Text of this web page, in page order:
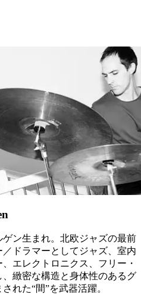
ゲン生まれ。北欧ジャズの最前
ドラマーとしてジャズ、室内
エレクトロニクス、フリー・
、緻密な構造と身体性のあるグ
れた“間”を武器活躍。